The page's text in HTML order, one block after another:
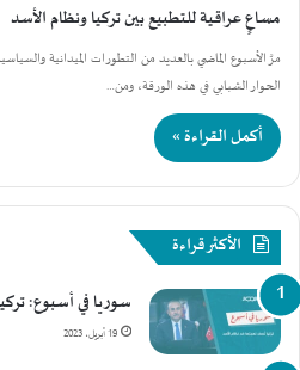
مساعٍ عراقية للتطبيع بين تركيا ونظام الأسد
مرَّ الأسبوع الماضي بالعديد من التطورات الميدانية
الحوار الشبابي في هذه الورقة، ومن…
أكمل القراءة »
الأكثر قراءة
سوريا في أسبوع:
19 أبريل، 2023